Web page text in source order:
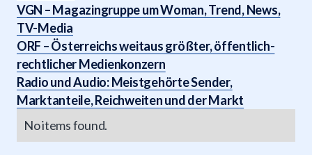
VGN – Magazingruppe um Woman, Trend, News,
TV-Media
ORF – Österreichs weitaus größter, öffentlich-
rechtlicher Medienkonzern
Radio und Audio: Meistgehörte Sender,
Marktanteile, Reichweiten und der Markt
No items found.